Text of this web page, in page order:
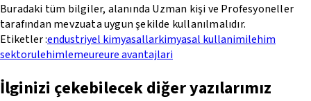
Buradaki tüm bilgiler, alanında Uzman kişi ve Profesyoneller
tarafından mevzuata uygun şekilde kullanılmalıdır.
Etiketler :endustriyel kimyasallarkimyasal kullanimilehim
sektorulehimlemeureure avantajlari
İlginizi çekebilecek diğer yazılarımız